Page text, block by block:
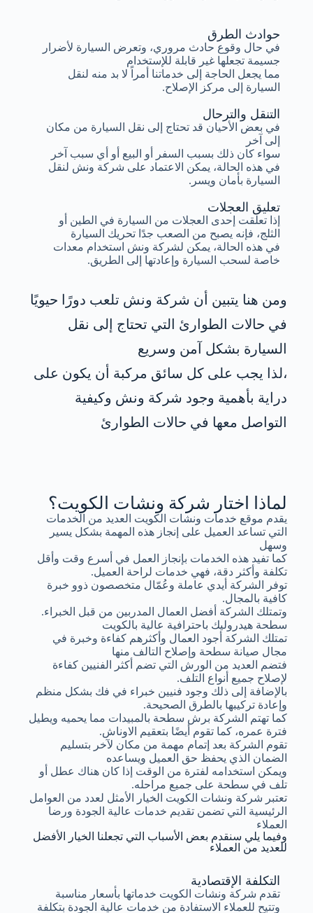
تعليق العجلات
إذا تعلقت إحدى العجلات من السيارة في الطين أو
الثلج، فإنه يصبح من الصعب جدًا تحريك السيارة
في هذه الحالة، يمكن لشركة ونش استخدام معدات
خاصة لسحب السيارة وإعادتها إلى الطريق.
التنقل والترحال
في بعض الأحيان قد تحتاج إلى نقل السيارة من مكان
إلى آخر
سواء كان ذلك بسبب السفر أو البيع أو أي سبب آخر
في هذه الحالة، يمكن الاعتماد على شركة ونش لنقل
السيارة بأمان ويسر.
حوادث الطرق
في حال وقوع حادث مروري، وتعرض السيارة لأضرار
جسيمة تجعلها غير قابلة للإستخدام
مما يجعل الحاجة إلى خدماتنا أمراً لا بد منه لنقل
السيارة إلى مركز الإصلاح.
ومن هنا يتبين أن شركة ونش تلعب دورًا حيويًا
في حالات الطوارئ التي تحتاج إلى نقل
السيارة بشكل آمن وسريع
،لذا يجب على كل سائق مركبة أن يكون على
دراية بأهمية وجود شركة ونش وكيفية
التواصل معها في حالات الطوارئ
لماذا اختار شركة ونشات الكويت؟
يقدم موقع خدمات ونشات الكويت العديد من الخدمات
التي تساعد العميل على إنجاز هذه المهمة بشكل يسير
وسهل
كما تفيد هذه الخدمات بإنجاز العمل في أسرع وقت وأقل
تكلفة وأكثر دقة، فهي خدمات لراحة العميل.
توفر الشركة أيدي عاملة وعُمّال متخصصون ذوو خبرة
كافية بالمجال.
وتمتلك الشركة أفضل العمال المدربين من قبل الخبراء.
سطحة هيدروليك باحترافية عالية بالكويت
تمتلك الشركة أجود العمال وأكثرهم كفاءة وخبرة في
مجال صيانة سطحة وإصلاح التالف منها
فتضم العديد من الورش التي تضم أكثر الفنيين كفاءة
لإصلاح جميع أنواع التلف.
بالإضافة إلى ذلك وجود فنيين خبراء في فك بشكل منظم
وإعادة تركيبها بالطرق الصحيحة.
كما تهتم الشركة برش سطحة بالمبيدات مما يحميه ويطيل
فترة عمره، كما تقوم أيضًا بتعقيم الاوناش.
تقوم الشركة بعد إتمام مهمة من مكان لآخر بتسليم
الضمان الذي يحفظ حق العميل ويساعده
ويمكن استخدامه لفترة من الوقت إذا كان هناك عطل أو
تلف في سطحة على جميع مراحله.
تعتبر شركة ونشات الكويت الخيار الأمثل لعدد من العوامل
الرئيسية التي تضمن تقديم خدمات عالية الجودة ورضا
العملاء
وفيما يلي سنقدم بعض الأسباب التي تجعلنا الخيار الأفضل
للعديد من العملاء
التكلفة الإقتصادية
تقدم شركة ونشات الكويت خدماتها بأسعار مناسبة
وتتيح للعملاء الاستفادة من خدمات عالية الجودة بتكلفة